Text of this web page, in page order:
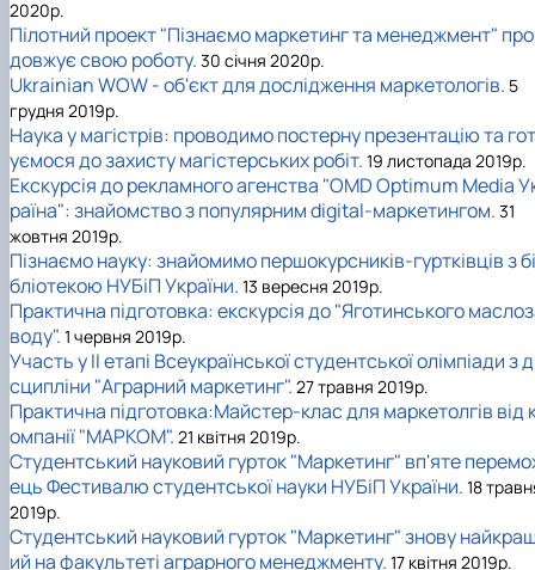
2020р.
Пілотний проект "Пізнаємо маркетинг та менеджмент" про
довжує свою роботу. 30 січня 2020р.
Ukrainian WOW - об'єкт для дослідження маркетологів. 5
грудня 2019р.
Наука у магістрів: проводимо постерну презентацію та гот
уємося до захисту магістерських робіт. 19 листопада 2019р.
Екскурсія до рекламного агенства "OMD Optimum Media
раїна": знайомство з популярним digital-маркетингом. 31
жовтня 2019р.
Пізнаємо науку: знайомимо першокурсників-гуртківців з бі
бліотекою НУБіП України. 13 вересня 2019р.
Практична підготовка: екскурсія до "Яготинського
воду". 1 червня 2019р.
Участь у II етапі Всеукраїнської студентської олімпіади з
сципліни "Аграрний маркетинг". 27 травня 2019р.
Практична підготовка:Майстер-клас для маркетолгів від
омпанії "МАРКОМ". 21 квітня 2019р.
Студентський науковий гурток "Маркетинг" вп'яте
ець Фестивалю студентської науки НУБіП України. 18
2019р.
Студентський науковий гурток "Маркетинг" знову
ий на факультеті аграрного менеджменту. 17 квітня 2019р.